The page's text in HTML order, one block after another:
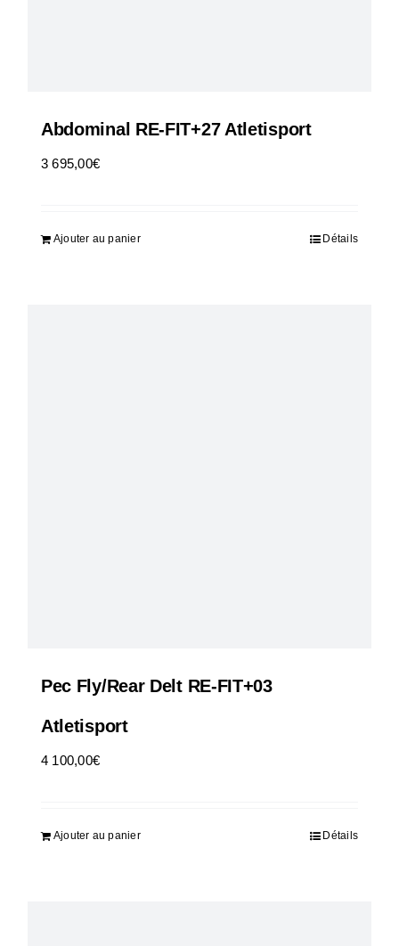
Abdominal RE-FIT+27 Atletisport
3 695,00€
Ajouter au panier Détails
Pec Fly/Rear Delt RE-FIT+03
Atletisport
4 100,00€
Ajouter au panier Détails